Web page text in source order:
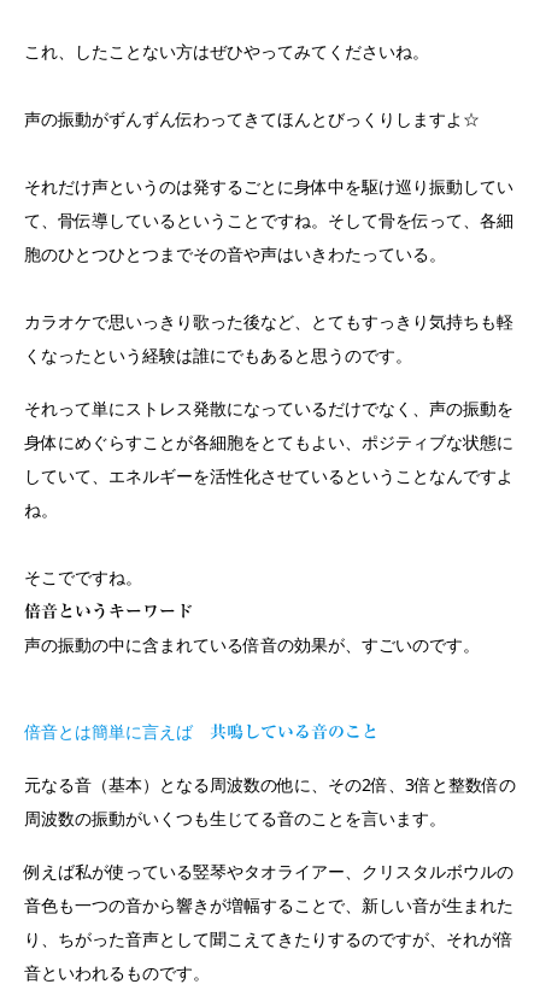
これ、したことない方はぜひやってみてくださいね。
声の振動がずんずん伝わってきてほんとびっくりしますよ☆
それだけ声というのは発するごとに身体中を駆け巡り振動してい
て、骨伝導しているということですね。そして骨を伝って、各細
胞のひとつひとつまでその音や声はいきわたっている。
カラオケで思いっきり歌った後など、とてもすっきり気持ちも軽
くなったという経験は誰にでもあると思うのです。
それって単にストレス発散になっているだけでなく、声の振動を
身体にめぐらすことが各細胞をとてもよい、ポジティブな状態に
していて、エネルギーを活性化させているということなんですよ
ね。
そこでですね。
倍音というキーワード
声の振動の中に含まれている倍音の効果が、すごいのです。
倍音とは簡単に言えば 共鳴している音のこと
元なる音（基本）となる周波数の他に、その2倍、3倍と整数倍の
周波数の振動がいくつも生じてる音のことを言います。
例えば私が使っている竪琴やタオライアー、クリスタルボウルの
音色も一つの音から響きが増幅することで、新しい音が生まれた
り、ちがった音声として聞こえてきたりするのですが、それが倍
音といわれるものです。